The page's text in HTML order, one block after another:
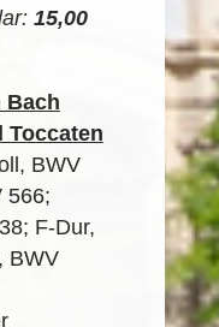
15,00
Bach
Toccaten
BWV
566;
F-Dur,
BWV